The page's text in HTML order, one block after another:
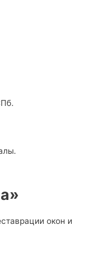
окон и